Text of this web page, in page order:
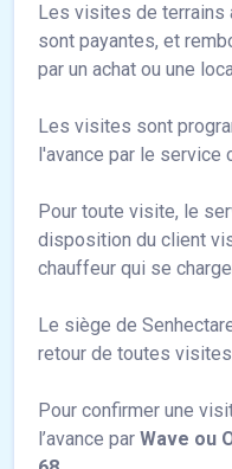
Les visites de terrains
sont payantes, et
par un achat ou une
Les visites sont
l'avance par le service
Pour toute visite, le
disposition du client
chauffeur qui se
Le siège de
retour de toutes
Pour confirmer une
l’avance par Wave ou